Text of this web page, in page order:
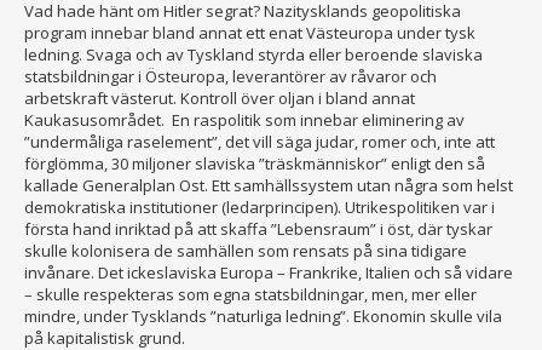
Vad hade hänt om Hitler segrat? Nazitysklands geopolitiska
program innebar bland annat ett enat Västeuropa under tysk
ledning. Svaga och av Tyskland styrda eller beroende slaviska
statsbildningar i Östeuropa, leverantörer av råvaror och
arbetskraft västerut. Kontroll över oljan i bland annat
Kaukasusområdet. En raspolitik som innebar eliminering av
”undermåliga raselement”, det vill säga judar, romer och, inte att
förglömma, 30 miljoner slaviska ”träskmänniskor” enligt den så
kallade Generalplan Ost. Ett samhällssystem utan några som helst
demokratiska institutioner (ledarprincipen). Utrikespolitiken var i
första hand inriktad på att skaffa ”Lebensraum” i öst, där tyskar
skulle kolonisera de samhällen som rensats på sina tidigare
invånare. Det ickeslaviska Europa – Frankrike, Italien och så vidare
– skulle respekteras som egna statsbildningar, men, mer eller
mindre, under Tysklands ”naturliga ledning”. Ekonomin skulle vila
på kapitalistisk grund.